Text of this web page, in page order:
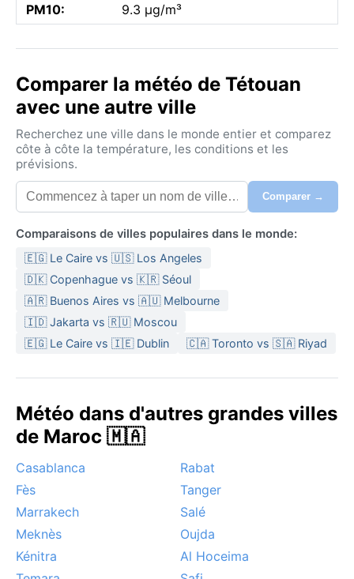
PM10:
9.3 µg/m³
Comparer la météo de Tétouan
avec une autre ville
Recherchez une ville dans le monde entier et comparez
côte à côte la température, les conditions et les
prévisions.
Comparer →
Comparaisons de villes populaires dans le monde:
🇪🇬 Le Caire vs 🇺🇸 Los Angeles
🇩🇰 Copenhague vs 🇰🇷 Séoul
🇦🇷 Buenos Aires vs 🇦🇺 Melbourne
🇮🇩 Jakarta vs 🇷🇺 Moscou
🇪🇬 Le Caire vs 🇮🇪 Dublin
🇨🇦 Toronto vs 🇸🇦 Riyad
Météo dans d'autres grandes villes
de Maroc 🇲🇦
Casablanca
Rabat
Fès
Tanger
Marrakech
Salé
Meknès
Oujda
Kénitra
Al Hoceima